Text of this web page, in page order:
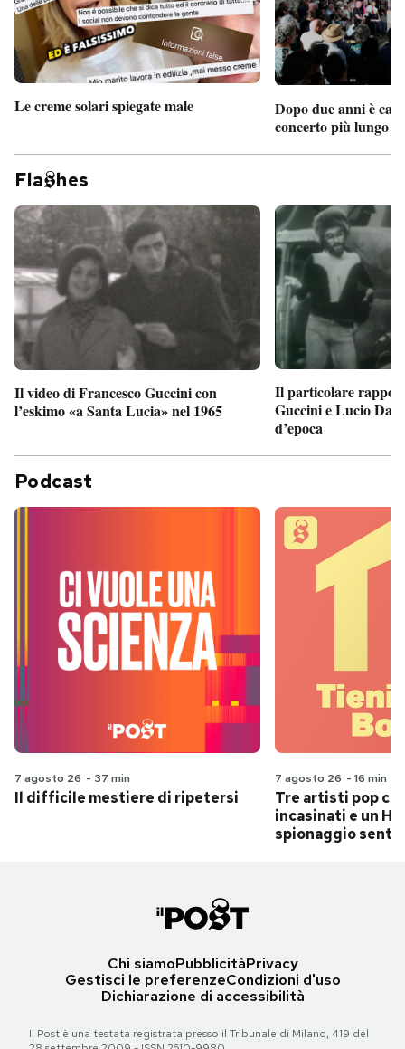
Le creme solari spiegate male
Dopo due anni è
concerto più lungo
Fla hes
Il video di Francesco Guccini con
l’eskimo «a Santa Lucia» nel 1965
Il particolare
Guccini e Lucio
d’epoca
Podcast
7 agosto 26 - 37 min
Il difficile mestiere di ripetersi
7 agosto 26 - 16 min
Tre artisti pop
incasinati e un
spionaggio
Chi siamoPubblicitàPrivacy
Gestisci le preferenzeCondizioni d'uso
Dichiarazione di accessibilità
Il Post è una testata registrata presso il Tribunale di Milano, 419 del